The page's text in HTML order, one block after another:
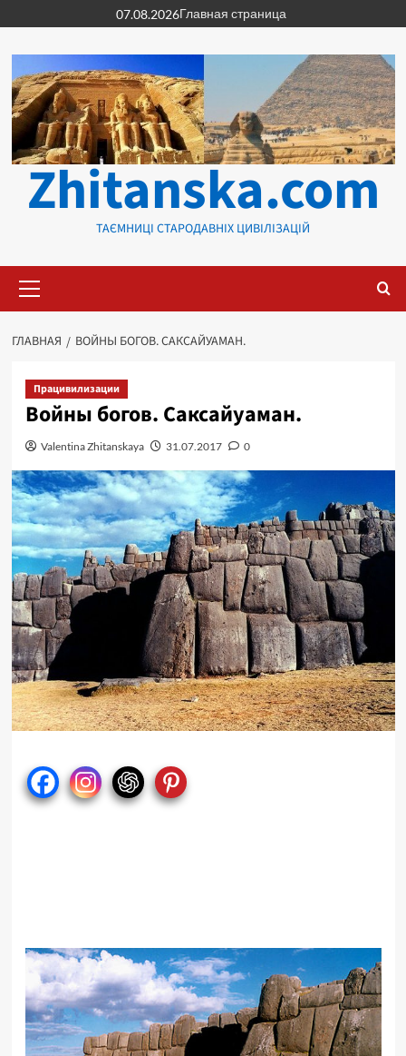
к
содержимому
07.08.2026Главная страница
Zhitanska.com
ТАЄМНИЦІ СТАРОДАВНІХ ЦИВІЛІЗАЦІЙ
меню
ГЛАВНАЯ ВОЙНЫ БОГОВ. САКСАЙУАМАН.
Працивилизации
Войны богов. Саксайуаман.
Valentina Zhitanskaya 31.07.2017 0